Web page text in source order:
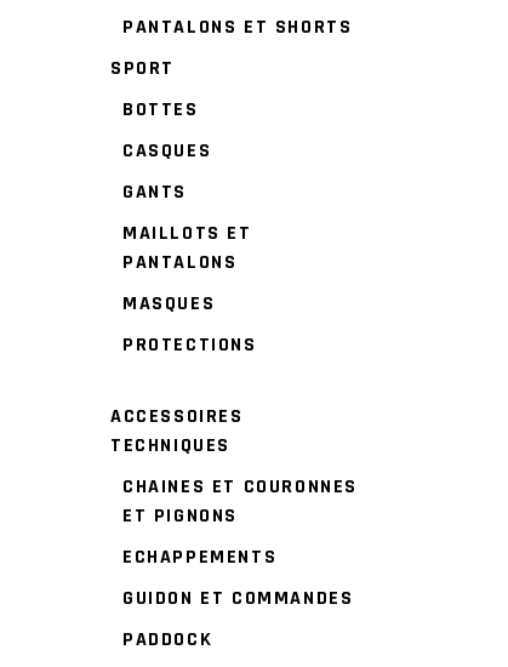
PANTALONS ET SHORTS
SPORT
BOTTES
CASQUES
GANTS
MAILLOTS ET
PANTALONS
MASQUES
PROTECTIONS
ACCESSOIRES
TECHNIQUES
CHAINES ET COURONNES
ET PIGNONS
ECHAPPEMENTS
GUIDON ET COMMANDES
PADDOCK